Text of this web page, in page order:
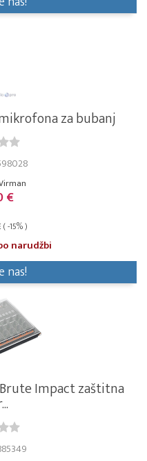
za bubanj
€
-15% )
narudžbi
nas!
Impact zaštitna